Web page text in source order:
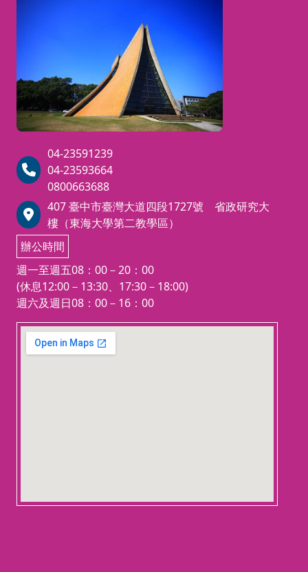
04-23591239
04-23593664
0800663688
407 臺中市臺灣大道四段1727號 省政研究大
樓（東海大學第二教學區）
辦公時間
週一至週五08：00－20：00
(休息12:00－13:30、17:30－18:00)
週六及週日08：00－16：00
123 movies
embedgooglemap.net